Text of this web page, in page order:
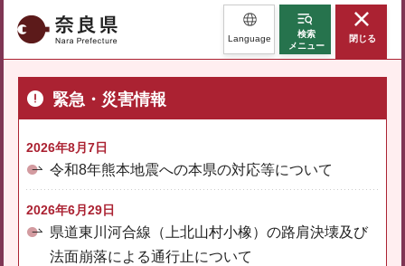
奈良県 Language
検索
メニュー
閉じる
緊急・災害情報
2026年8月7日
令和8年熊本地震への本県の対応等について
2026年6月29日
県道東川河合線（上北山村小橡）の路肩決壊及び
法面崩落による通行止について